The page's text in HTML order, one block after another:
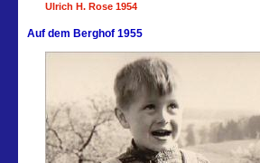
Ulrich H. Rose 1954
Auf dem Berghof 1955